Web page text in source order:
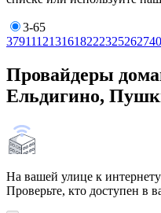
3-65
3791112131618222325262740
Провайдеры
Ельдигино,
На вашей улице к
Проверьте, кто доступен в